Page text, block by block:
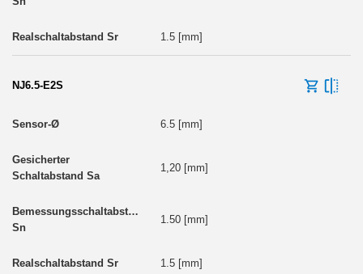
1.5 [mm]
NJ6.5-E2S
6.5 [mm]
1,20 [mm]
1.50 [mm]
1.5 [mm]